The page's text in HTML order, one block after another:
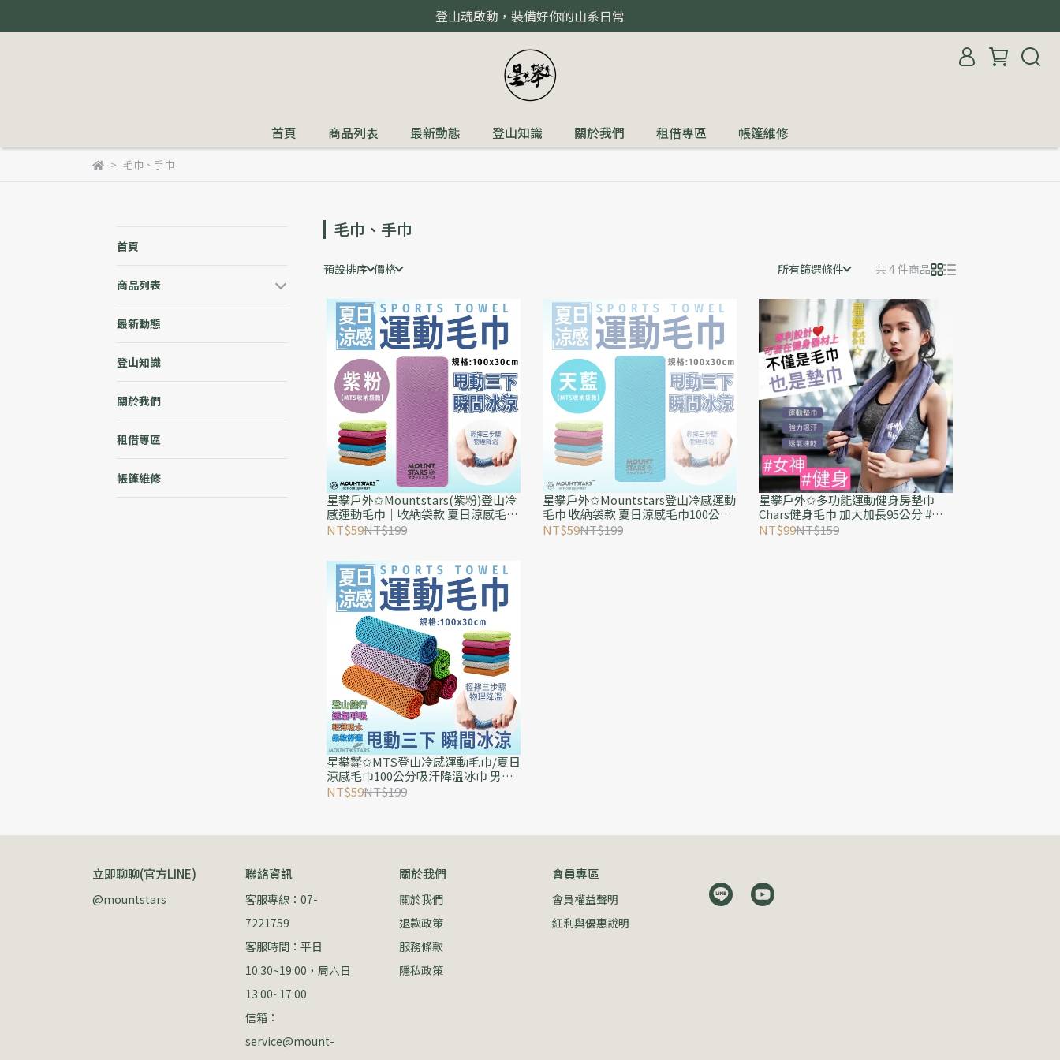
登山魂啟動，裝備好你的山系日常
首頁 商品列表 最新動態 登山知識 關於我們 租借專區 帳篷維修
毛巾、手巾
首頁
商品列表
最新動態
登山知識
關於我們
租借專區
帳篷維修
毛巾、手巾
預設排序 價格 所有篩選條件 共 4 件商品
星攀戶外✩Mountstars(紫粉)登山冷
感運動毛巾｜收納袋款 夏日涼感毛巾
100公分吸汗降溫冰巾 男女跑步健身
NT$59NT$199
星攀戶外✩Mountstars登山冷感運動
毛巾 收納袋款 夏日涼感毛巾100公分
吸汗降溫冰巾 男女跑步健身
NT$59NT$199
星攀戶外✩多功能運動健身房墊巾
Chars健身毛巾 加大加長95公分 #網
紅款 抗菌速乾 健身墊+器材墊 跑步吸
NT$99NT$159
星攀㍿✩MTS登山冷感運動毛巾/夏日
涼感毛巾100公分吸汗降溫冰巾 男女
跑步健身 加長速乾 擦汗 冰毛巾 多種
NT$59NT$199
立即聊聊(官方LINE)
@mountstars
聯絡資訊
客服專線：07-
7221759
客服時間：平日
10:30~19:00，周六日
13:00~17:00
信箱：
service@mount-
關於我們
關於我們
退款政策
服務條款
隱私政策
會員專區
會員權益聲明
紅利與優惠說明